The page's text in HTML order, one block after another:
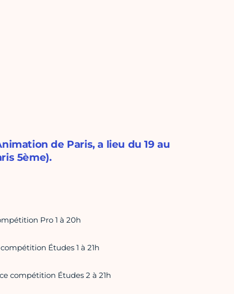
de Paris, a lieu du 19 au
5ème).
Pro 1 à 20h
Études 1 à 21h
compétition Études 2 à 21h